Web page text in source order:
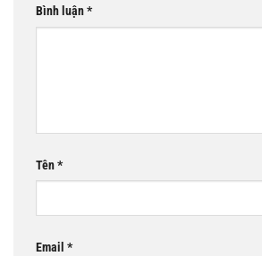
Bình luận*
Tên*
Email *